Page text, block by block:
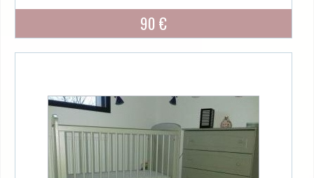
90 €